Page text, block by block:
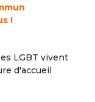
!
LGBT vivent
d'accueil